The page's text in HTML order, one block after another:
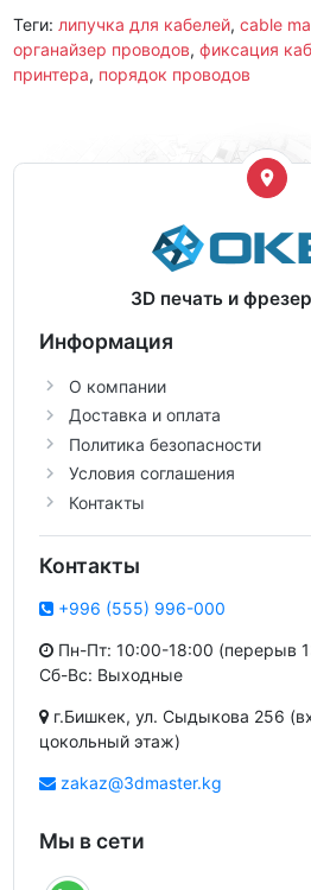
Теги: липучка для кабелей, cable
органайзер проводов, фиксация
принтера, порядок проводов
3D печать и
Информация
О компании
Доставка и оплата
Политика безопасности
Условия соглашения
Контакты
Контакты
+996 (555) 996-000
Пн-Пт: 10:00-18:00 (перерыв
Сб-Вс: Выходные
г.Бишкек, ул. Сыдыкова 256
цокольный этаж)
zakaz@3dmaster.kg
Мы в сети